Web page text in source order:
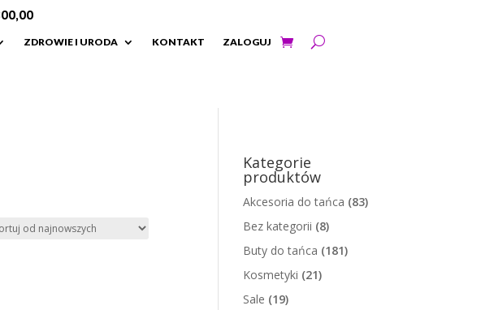
ZDROWIE I URODA KONTAKT ZALOGUJ
Kategorie
produktów
Akcesoria do tańca (83)
Bez kategorii (8)
Buty do tańca (181)
Kosmetyki (21)
Sale (19)